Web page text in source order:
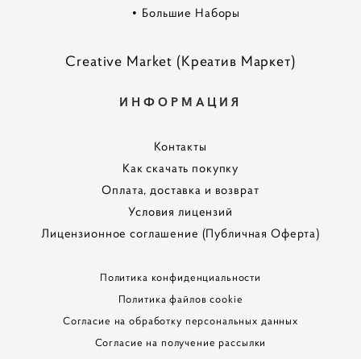
• Большие Наборы
Creative Market (Креатив Маркет)
ИНФОРМАЦИЯ
Контакты
Как скачать покупку
Оплата, доставка и возврат
Условия лицензий
Лицензионное соглашение (Публичная Оферта)
Политика конфиденциальности
Политика файлов cookie
Согласие на обработку персональных данных
Согласие на получение рассылки